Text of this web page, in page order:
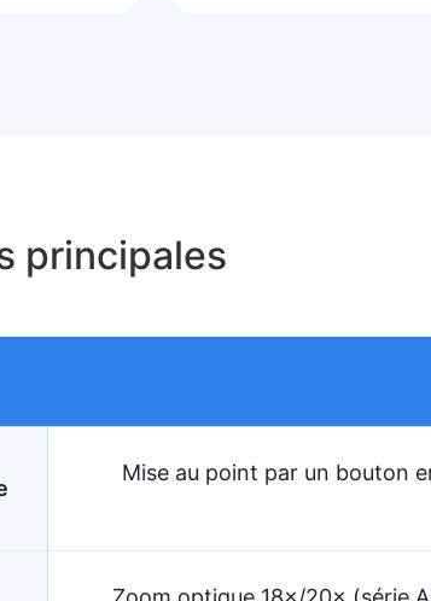
principales
Mise au point par un bouton